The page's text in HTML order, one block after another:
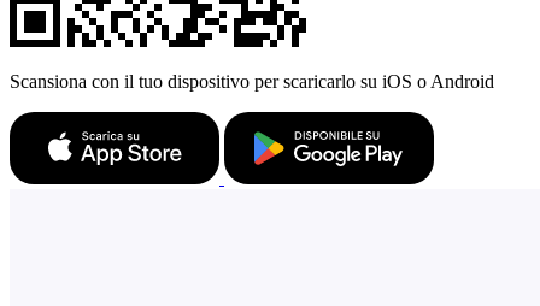
Scansiona con il tuo dispositivo per scaricarlo su iOS o Android